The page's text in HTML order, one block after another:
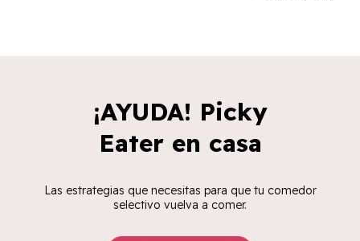
¡AYUDA! Picky
Eater en casa
Las estrategias que necesitas para que tu comedor
selectivo vuelva a comer.